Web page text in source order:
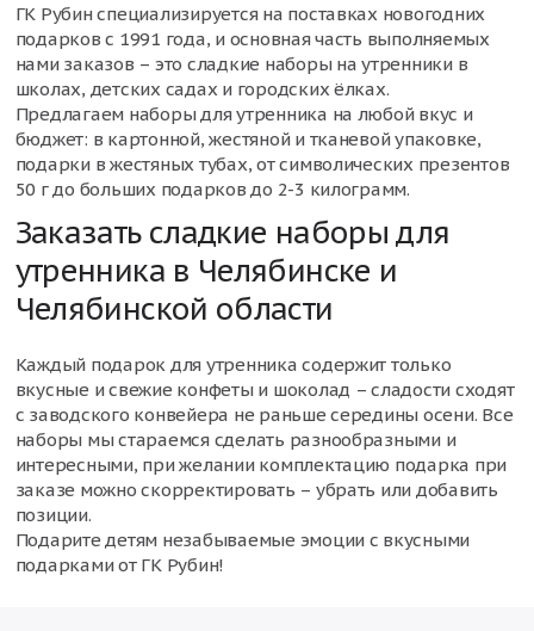
ГК Рубин специализируется на поставках новогодних
подарков с 1991 года, и основная часть выполняемых
нами заказов – это сладкие наборы на утренники в
школах, детских садах и городских ёлках.
Предлагаем наборы для утренника на любой вкус и
бюджет: в картонной, жестяной и тканевой упаковке,
подарки в жестяных тубах, от символических презентов
50 г до больших подарков до 2-3 килограмм.
Заказать сладкие наборы для
утренника в Челябинске и
Челябинской области
Каждый подарок для утренника содержит только
вкусные и свежие конфеты и шоколад – сладости сходят
с заводского конвейера не раньше середины осени. Все
наборы мы стараемся сделать разнообразными и
интересными, при желании комплектацию подарка при
заказе можно скорректировать – убрать или добавить
позиции.
Подарите детям незабываемые эмоции с вкусными
подарками от ГК Рубин!